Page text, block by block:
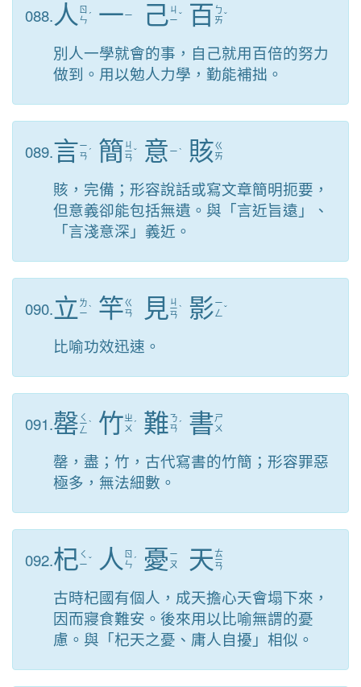
088.人 ㄖ
ㄣ ˊ 一ㄧ 己 ㄐ
ㄧˇ 百 ㄅ
ㄞˇ
別人一學就會的事，自己就用百倍的努力
做到。用以勉人力學，勤能補拙。
089.言ㄧ
ㄢ ˊ 簡 ㄐ
ㄧ
ㄢ
ˇ 意 ㄧˋ 賅ㄍ
ㄞ
賅，完備；形容說話或寫文章簡明扼要，
但意義卻能包括無遺。與「言近旨遠」、
「言淺意深」義近。
090.立 ㄌ
ㄧˋ 竿ㄍ
ㄢ
見 ㄐ
ㄧ
ㄢ
ˋ 影ㄧ
ㄥ ˇ
比喻功效迅速。
091.罄 ㄑ
ㄧ
ㄥ
ˋ 竹ㄓ
ㄨ ˊ 難ㄋ
ㄢ ˊ 書ㄕ
ㄨ
罄，盡；竹，古代寫書的竹簡；形容罪惡
極多，無法細數。
092.杞 ㄑ
ㄧˇ 人 ㄖ
ㄣ ˊ 憂 ㄧ
ㄡ
天ㄊ
ㄧ
ㄢ
古時杞國有個人，成天擔心天會塌下來，
因而寢食難安。後來用以比喻無謂的憂
慮。與「杞天之憂、庸人自擾」相似。